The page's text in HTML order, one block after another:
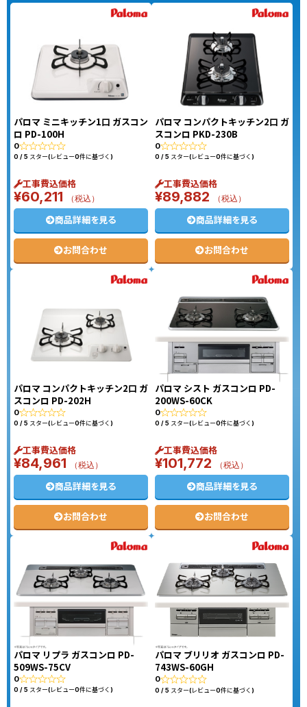
パロマ ミニキッチン1口 ガスコン
ロ PD-100H
0
0 / 5 スター(レビュー0件に基づく)
工事費込価格
¥60,211 （税込）
商品詳細を見る
お問合わせ
パロマ コンパクトキッチン2口 ガ
スコンロ PKD-230B
0
0 / 5 スター(レビュー0件に基づく)
工事費込価格
¥89,882 （税込）
商品詳細を見る
お問合わせ
パロマ コンパクトキッチン2口 ガ
スコンロ PD-202H
0
0 / 5 スター(レビュー0件に基づく)
工事費込価格
¥84,961 （税込）
商品詳細を見る
お問合わせ
パロマ シスト ガスコンロ PD-
200WS-60CK
0
0 / 5 スター(レビュー0件に基づく)
工事費込価格
¥101,772 （税込）
商品詳細を見る
お問合わせ
パロマ リプラ ガスコンロ PD-
509WS-75CV
0
0 / 5 スター(レビュー0件に基づく)
パロマ ブリリオ ガスコンロ PD-
743WS-60GH
0
0 / 5 スター(レビュー0件に基づく)